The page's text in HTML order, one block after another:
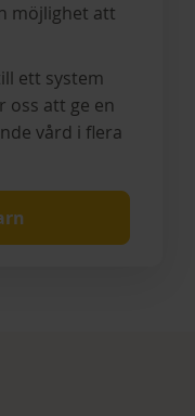
möjlighet att
ett system
oss att ge en
vård i flera